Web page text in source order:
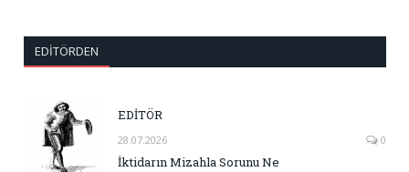
EDITÖRDEN
EDİTÖR
28.07.2026 0
İktidarın Mizahla Sorunu Ne